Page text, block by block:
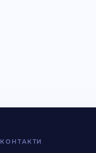
КОНТАКТИ